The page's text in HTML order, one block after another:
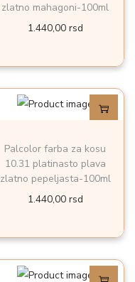
zlatno mahagoni-100ml
1.440,00 rsd
Palcolor farba za kosu
10.31 platinasto plava
zlatno pepeljasta-100ml
1.440,00 rsd